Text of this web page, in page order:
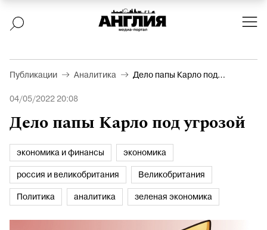
Публикации Аналитика
Дело папы Карло под
04/05/2022 20:08
Дело папы Карло под угрозой
экономика и финансы
экономика
россия и великобритания
Великобритания
Политика
аналитика зеленая экономика